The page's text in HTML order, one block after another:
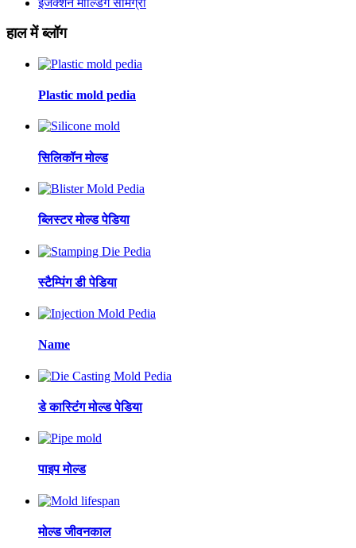
हाल में ब्लॉग
Plastic mold pedia
सिलिकॉन मोल्ड
ब्लिस्टर मोल्ड पेडिया
स्टैम्पिंग डी पेडिया
Name
डे कास्टिंग मोल्ड पेडिया
पाइप मोल्ड
मोल्ड जीवनकाल